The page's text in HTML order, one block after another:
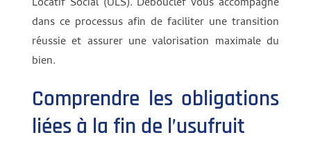
dans ce processus afin de faciliter une transition
réussie et assurer une valorisation maximale du
bien.
Comprendre les obligations
liées à la fin de l’usufruit